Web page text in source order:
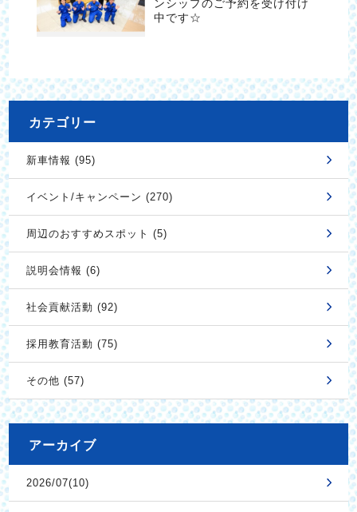
ンシップのご予約を受け付け
中です☆
カテゴリー
新車情報 (95)
イベント/キャンペーン (270)
周辺のおすすめスポット (5)
説明会情報 (6)
社会貢献活動 (92)
採用教育活動 (75)
その他 (57)
アーカイブ
2026/07(10)